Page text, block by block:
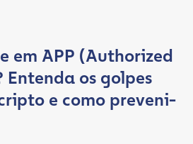
em APP (Authorized
Entenda os golpes
e como preveni-